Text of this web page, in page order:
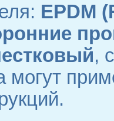
EPDM
,
могут